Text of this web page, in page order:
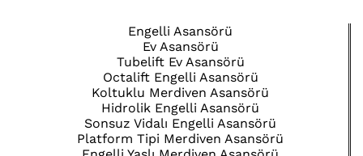
Engelli Asansörü
Ev Asansörü
Tubelift Ev Asansörü
Octalift Engelli Asansörü
Koltuklu Merdiven Asansörü
Hidrolik Engelli Asansörü
Sonsuz Vidalı Engelli Asansörü
Platform Tipi Merdiven Asansörü